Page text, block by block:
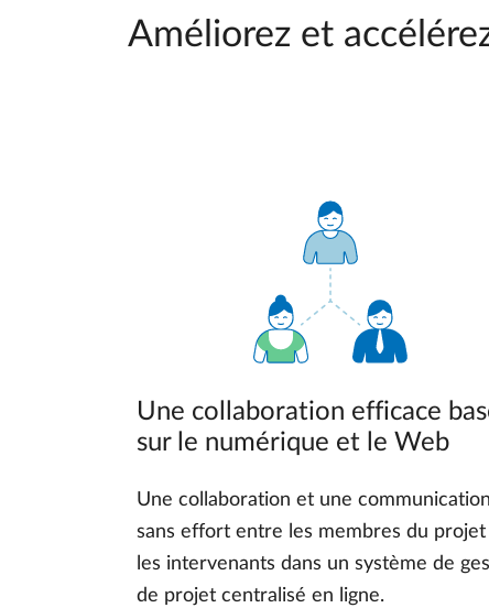
Améliorez et
Une collaboration efficace
sur le numérique et le Web
Une collaboration et une communication
sans effort entre les membres du
les intervenants dans un système de
de projet centralisé en ligne.